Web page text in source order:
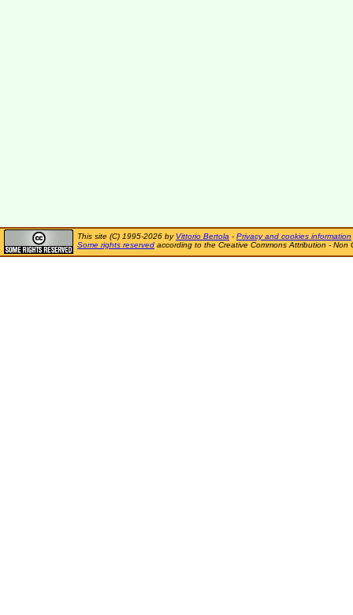
This site (C) 1995-2026 by Vittorio Bertola - Privacy and cookies information
Some rights reserved according to the Creative Commons Attribution - Non